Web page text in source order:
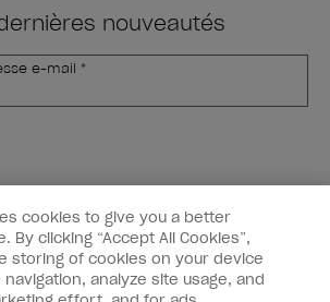
nouveautés
e-mail *
cookies to give you a better
By clicking “Accept All Cookies”,
storing of cookies on your device
analyze site usage, and